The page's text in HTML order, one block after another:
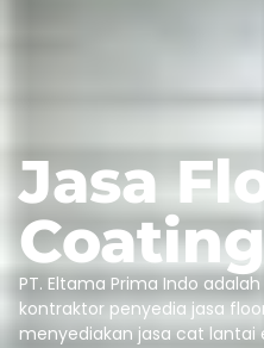
Jasa
Coating​
PT. Eltama Prima Indo
kontraktor penyedia jasa
menyediakan jasa cat lantai